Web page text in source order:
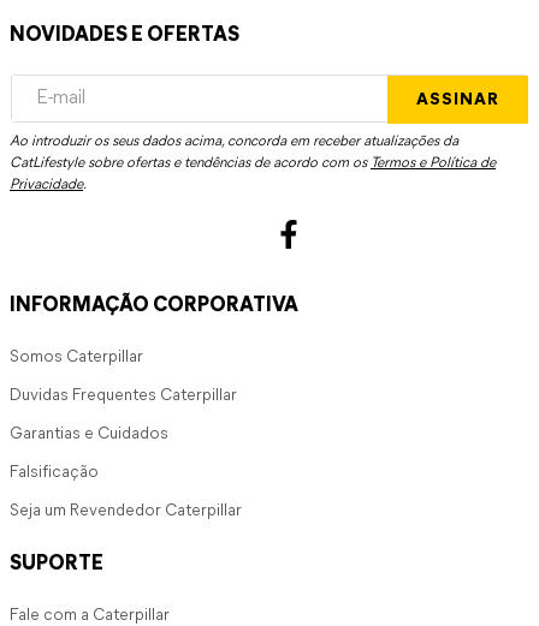
NOVIDADES E OFERTAS
ASSINAR
Ao introduzir os seus dados acima, concorda em receber atualizações da
CatLifestyle sobre ofertas e tendências de acordo com os Termos e Política de
Privacidade.
INFORMAÇÃO CORPORATIVA
Somos Caterpillar
Duvidas Frequentes Caterpillar
Garantias e Cuidados
Falsificação
Seja um Revendedor Caterpillar
SUPORTE
Fale com a Caterpillar